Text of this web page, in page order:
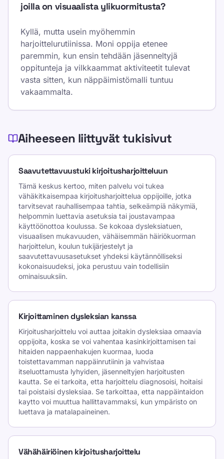
joilla on visuaalista ylikuormitusta?
Kyllä, mutta usein myöhemmin
harjoittelurutiinissa. Moni oppija etenee
paremmin, kun ensin tehdään jäsenneltyjä
oppitunteja ja vilkkaammat aktiviteetit tulevat
vasta sitten, kun näppäimistömalli tuntuu
vakaammalta.
Aiheeseen liittyvät tukisivut
Saavutettavuustuki kirjoitusharjoitteluun
Tämä keskus kertoo, miten palvelu voi tukea
vähäkitkaisempaa kirjoitusharjoittelua oppijoille, jotka
tarvitsevat rauhallisempaa tahtia, selkeämpiä näkymiä,
helpommin luettavia asetuksia tai joustavampaa
käyttöönottoa koulussa. Se kokoaa dysleksiatuen,
visuaalisen mukavuuden, vähäisemmän häiriökuorman
harjoittelun, koulun tukijärjestelyt ja
saavutettavuusasetukset yhdeksi käytännölliseksi
kokonaisuudeksi, joka perustuu vain todellisiin
ominaisuuksiin.
Kirjoittaminen dysleksian kanssa
Kirjoitusharjoittelu voi auttaa joitakin dysleksiaa omaavia
oppijoita, koska se voi vahentaa kasinkirjoittamisen tai
hitaiden nappaenhakujen kuormaa, luoda
toistettavamman nappäinrutiinin ja vahvistaa
itseluottamusta lyhyiden, jäsenneltyjen harjoitusten
kautta. Se ei tarkoita, etta harjoittelu diagnosoisi, hoitaisi
tai poistaisi dysleksiaa. Se tarkoittaa, etta nappäintaidon
kaytto voi muuttua hallittavammaksi, kun ympäristo on
luettava ja matalapaineinen.
Vähähäiriöinen kirjoitusharjoittelu